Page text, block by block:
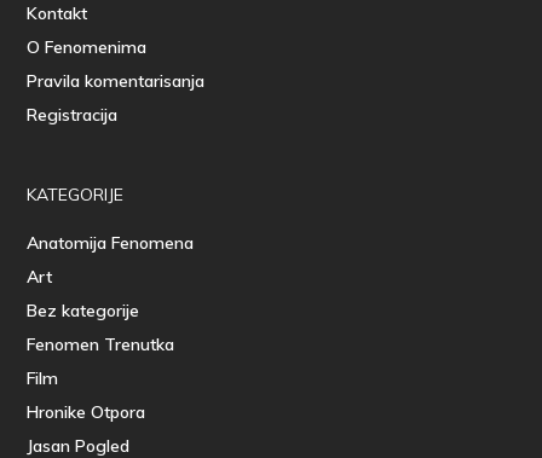
Kontakt
O Fenomenima
Pravila komentarisanja
Registracija
KATEGORIJE
Anatomija Fenomena
Art
Bez kategorije
Fenomen Trenutka
Film
Hronike Otpora
Jasan Pogled